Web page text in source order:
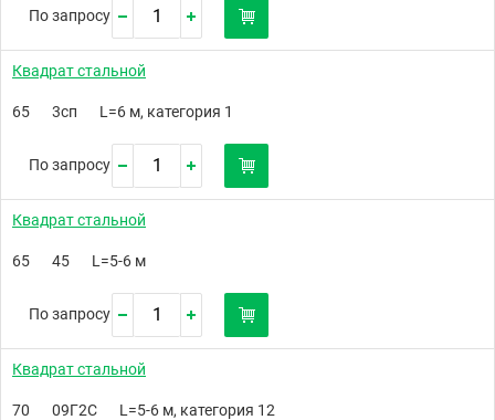
По запросу
Квадрат стальной
65 3сп L=6 м, категория 1
По запросу
Квадрат стальной
65 45 L=5-6 м
По запросу
Квадрат стальной
70 09Г2С L=5-6 м, категория 12